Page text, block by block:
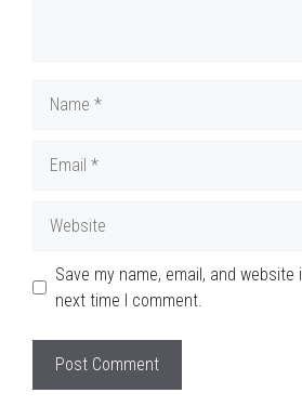
Save my name, email, and
next time I comment.